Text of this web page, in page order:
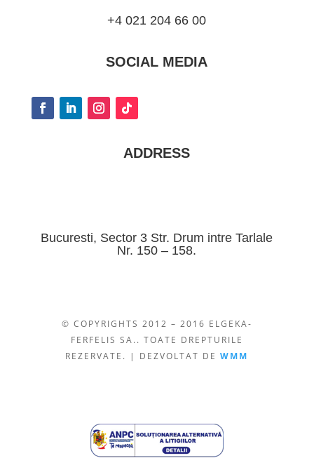
+4 021 204 66 00
SOCIAL MEDIA
ADDRESS
Bucuresti, Sector 3 Str. Drum intre Tarlale
Nr. 150 – 158.
© COPYRIGHTS 2012 – 2016 ELGEKA-
FERFELIS SA.. TOATE DREPTURILE
REZERVATE. | DEZVOLTAT DEWMM